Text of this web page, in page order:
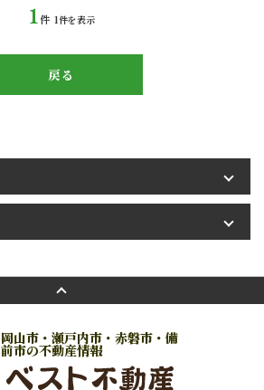
1件 1件を表示
戻る
岡山市・瀬戸内市・赤磐市・備
前市の不動産情報